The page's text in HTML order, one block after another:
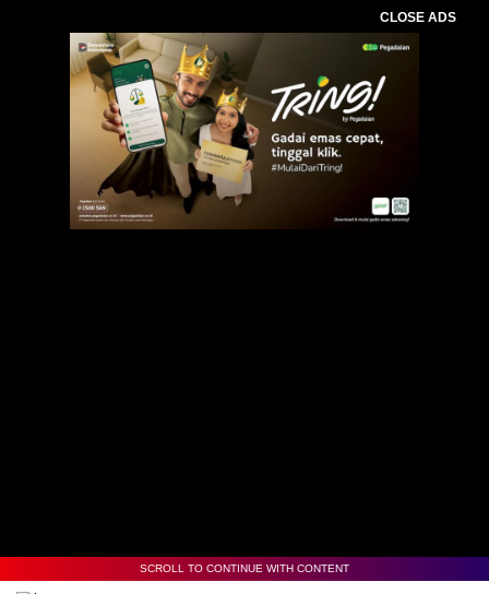
CLOSE ADS
SCROLL TO CONTINUE WITH CONTENT